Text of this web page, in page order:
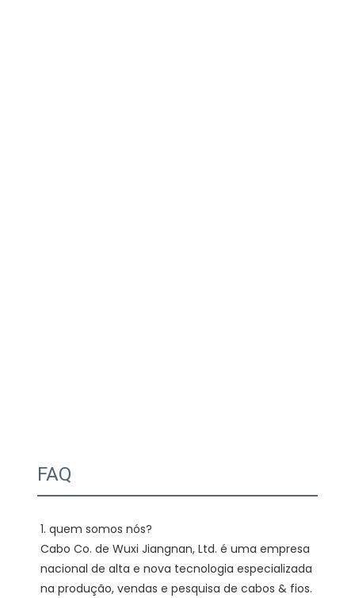
FAQ
1. quem somos nós?
Cabo Co. de Wuxi Jiangnan, Ltd. é uma empresa
nacional de alta e nova tecnologia especializada
na produção, vendas e pesquisa de cabos & fios.